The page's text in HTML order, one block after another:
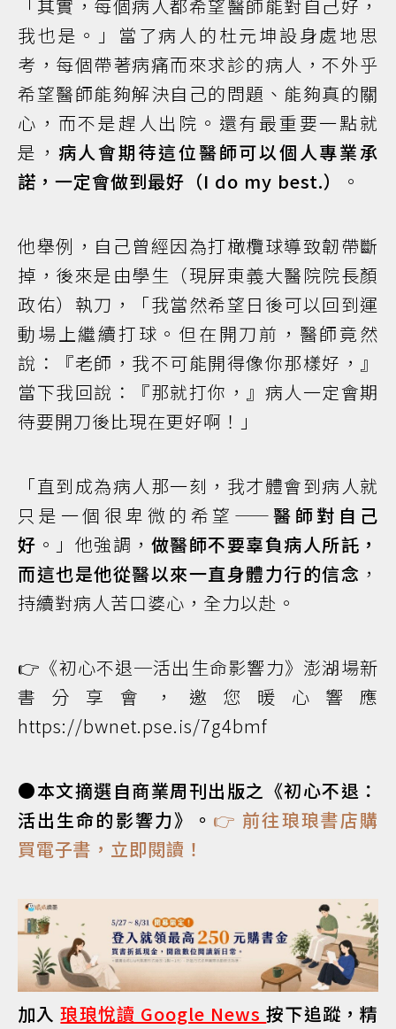
「其實，每個病人都希望醫師能對自己好，
我也是。」當了病人的杜元坤設身處地思
考，每個帶著病痛而來求診的病人，不外乎
希望醫師能夠解決自己的問題、能夠真的關
心，而不是趕人出院。還有最重要一點就
是， 病人會期待這位醫師可以個人專業承
諾，一定會做到最好（I do my best.）
。
他舉例，自己曾經因為打橄欖球導致韌帶斷
掉，後來是由學生（現屏東義大醫院院長顏
政佑）執刀，「我當然希望日後可以回到運
動場上繼續打球。但在開刀前，醫師竟然
說：『老師，我不可能開得像你那樣好，』
當下我回說：『那就打你，』病人一定會期
待要開刀後比現在更好啊！」
「直到成為病人那一刻，我才體會到病人就
只是一個很卑微的希望——醫師對自己
好 。」他強調， 做醫師不要辜負病人所託，
而這也是他從醫以來一直身體力行的信念 ，
持續對病人苦口婆心，全力以赴。
👉《初心不退─活出生命影響力》澎湖場新
書分享會，邀您暖心響應
https://bwnet.pse.is/7g4bmf
●本文摘選自商業周刊出版之《初心不退：
活出生命的影響力》。 👉 前往琅琅書店購
買電子書，立即閱讀！
加入琅琅悅讀 Google News按下追蹤，精